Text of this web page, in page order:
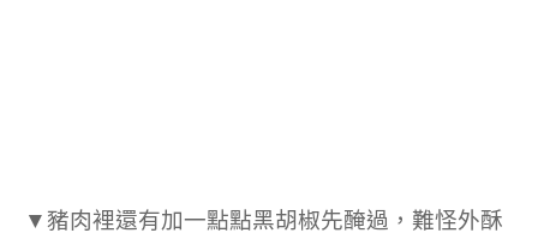
▼豬肉裡還有加一點點黑胡椒先醃過，難怪外酥